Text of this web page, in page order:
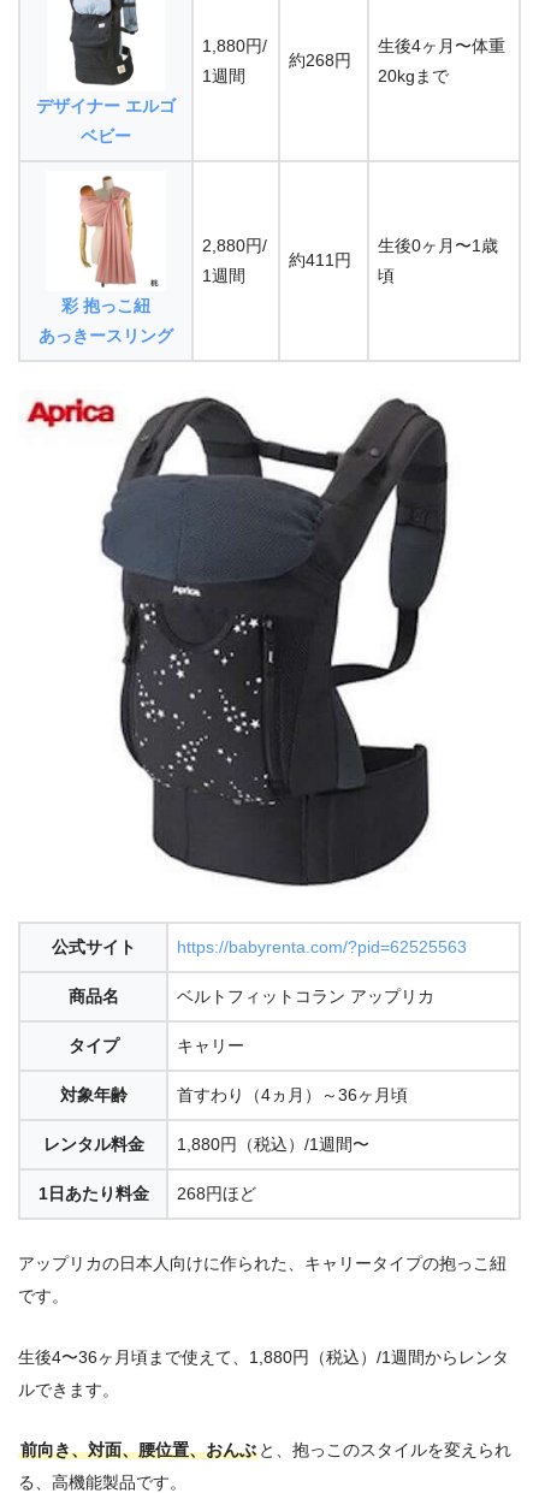
デザイナー エルゴ
ベビー
1,880円/
1週間
約268円
生後4ヶ月〜体重
20kgまで
彩 抱っこ紐
あっきースリング
2,880円/
1週間
約411円
生後0ヶ月〜1歳
頃
公式サイト https://babyrenta.com/?pid=62525563
商品名 ベルトフィットコラン アップリカ
タイプ キャリー
対象年齢 首すわり（4ヵ月）～36ヶ月頃
レンタル料金 1,880円（税込）/1週間〜
1日あたり料金 268円ほど
アップリカの日本人向けに作られた、キャリータイプの抱っこ紐
です。
生後4〜36ヶ月頃まで使えて、1,880円（税込）/1週間からレンタ
ルできます。
前向き、対面、腰位置、おんぶ と、抱っこのスタイルを変えられ
る、高機能製品です。